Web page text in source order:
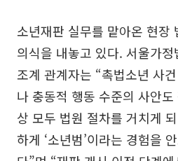
소년재판 실무를 맡아온 현장
의식을 내놓고 있다. 서울가
조계 관계자는 “촉법소년 사
나 충동적 행동 수준의 사안
상 모두 법원 절차를 거치게
하게 ‘소년범’이라는 경험을